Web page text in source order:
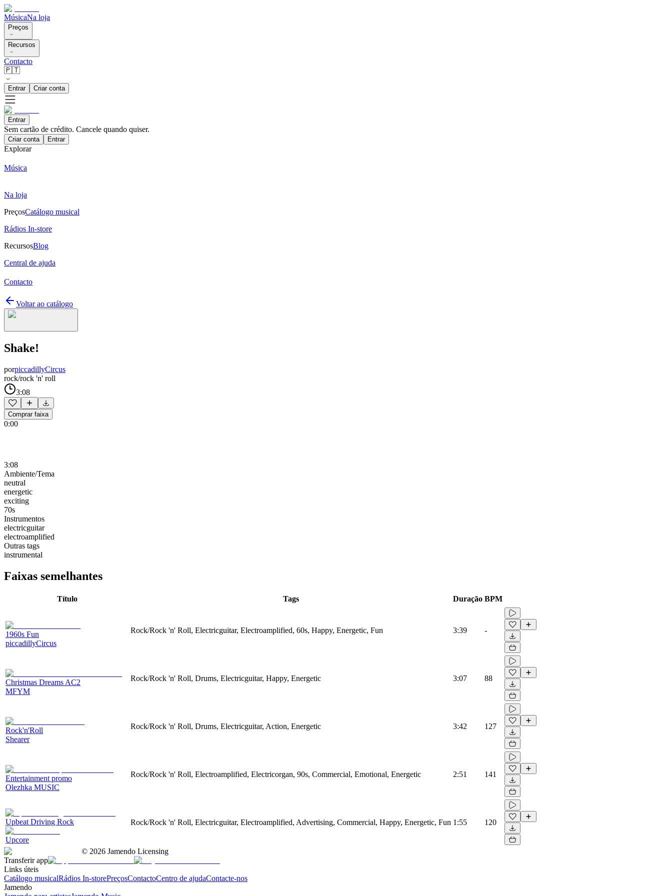
MúsicaNa loja
Preços
Recursos
Contacto
🇵🇹
Entrar Criar conta
Entrar
Sem cartão de crédito. Cancele quando quiser.
Criar conta Entrar
Explorar
Música
Na loja
PreçosCatálogo musical
Rádios In-store
RecursosBlog
Central de ajuda
Contacto
Voltar ao catálogo
Shake!
porpiccadillyCircus
rock/rock 'n' roll
3:08
Comprar faixa
0:00
3:08
Ambiente/Tema
neutral
energetic
exciting
70s
Instrumentos
electricguitar
electroamplified
Outras tags
instrumental
Faixas semelhantes
Título Tags Duração BPM
1960s Fun
piccadillyCircus
Rock/Rock 'n' Roll, Electricguitar, Electroamplified, 60s, Happy, Energetic, Fun 3:39 -
Christmas Dreams AC2
MFYM
Rock/Rock 'n' Roll, Drums, Electricguitar, Happy, Energetic 3:07 88
Rock'n'Roll
Shearer
Rock/Rock 'n' Roll, Drums, Electricguitar, Action, Energetic 3:42 127
Entertainment promo
Olezhka MUSIC
Rock/Rock 'n' Roll, Electroamplified, Electricorgan, 90s, Commercial, Emotional, Energetic 2:51 141
Upbeat Driving Rock
Upcore
Rock/Rock 'n' Roll, Electricguitar, Electroamplified, Advertising, Commercial, Happy, Energetic, Fun 1:55 120
© 2026 Jamendo Licensing
Transferir app
Links úteis
Catálogo musicalRádios In-storePreçosContactoCentro de ajudaContacte-nos
Jamendo